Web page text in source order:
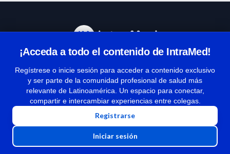
¡Acceda a todo el contenido de IntraMed!
Regístrese o inicie sesión para acceder a contenido exclusivo
y ser parte de la comunidad profesional de salud más
relevante de Latinoamérica. Un espacio para conectar,
compartir e intercambiar experiencias entre colegas.
Registrarse
Iniciar sesión
Términos y condiciones
| Políticas de privacidad
| Todos los derechos reservados | Copyright 1997-2026